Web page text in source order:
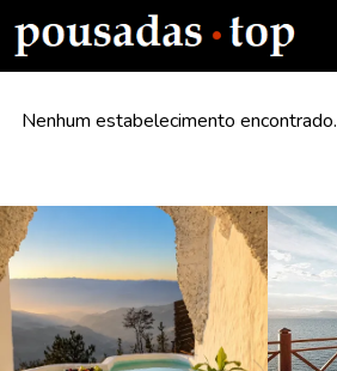
Nenhum estabelecimento encontrado.